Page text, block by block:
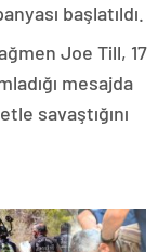
başlatıldı.
Joe Till, 17
mesajda
savaştığını